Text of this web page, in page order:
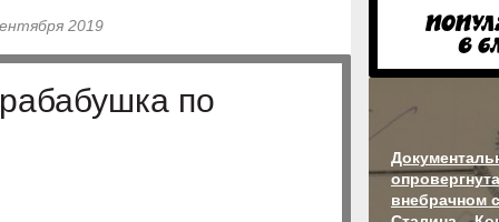
2019
по
внебрачном